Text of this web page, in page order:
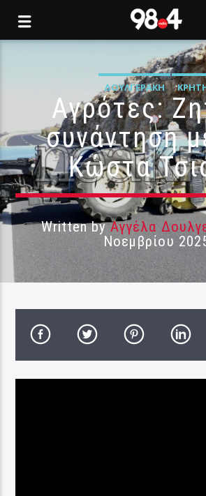
ΔΟΥΛΓΕΡΆΚΗ
Αγρότες:
συνάντηση
Κώστα
Written byΑγγέλα
Νοεμβρίου